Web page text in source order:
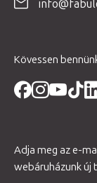
Kövessen
Adja meg az e-
webáruházunk új